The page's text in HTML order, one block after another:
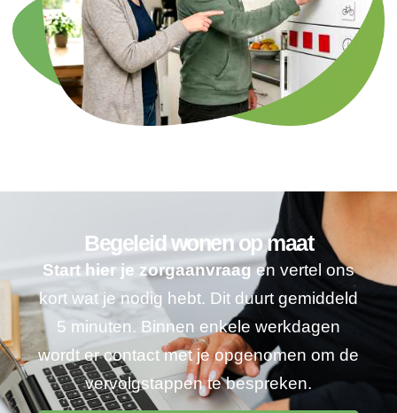
Begeleid wonen op maat
Start hier je zorgaanvraagen vertel ons
kort wat je nodig hebt. Dit duurt gemiddeld
5 minuten. Binnen enkele werkdagen
wordt er contact met je opgenomen om de
vervolgstappen te bespreken.